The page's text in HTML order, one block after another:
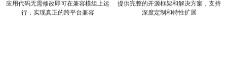
应用代码无需修改即可在兼容模组上运
行，实现真正的跨平台兼容
提供完整的开源框架和解决方案，支持
深度定制和特性扩展